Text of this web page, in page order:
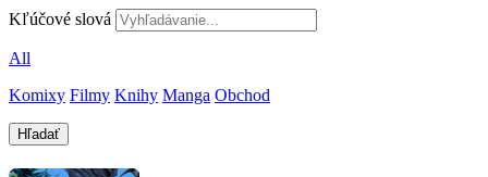
Kľúčové slová
All
Komixy Filmy Knihy Manga Obchod